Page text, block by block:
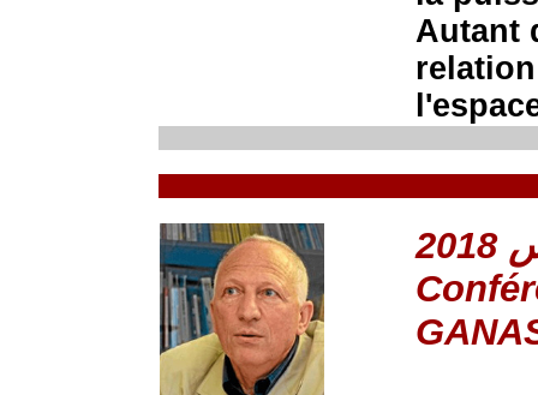
Autant